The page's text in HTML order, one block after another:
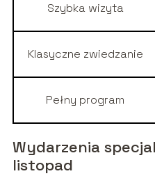
Szybka wizyta
Klasyczne zwiedzanie
Pełny program
Wydarzenia
listopad